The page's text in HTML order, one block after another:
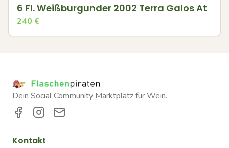
6 Fl. Weißburgunder 2002 Terra Galos At
240 €
Dein Social Community Marktplatz für Wein.
Kontakt